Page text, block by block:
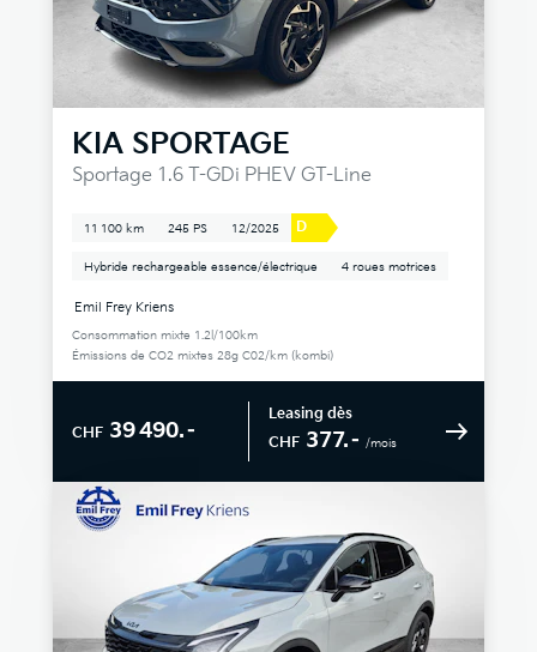
KIA SPORTAGE
Sportage 1.6 T-GDi PHEV GT-Line
11 100 km 245 PS 12/2025 D
Hybride rechargeable essence/électrique 4 roues motrices
Emil Frey Kriens
Consommation mixte 1.2l/100km
Émissions de CO2 mixtes 28g C02/km (kombi)
CHF 39 490.–
Leasing dès
CHF 377.– /mois